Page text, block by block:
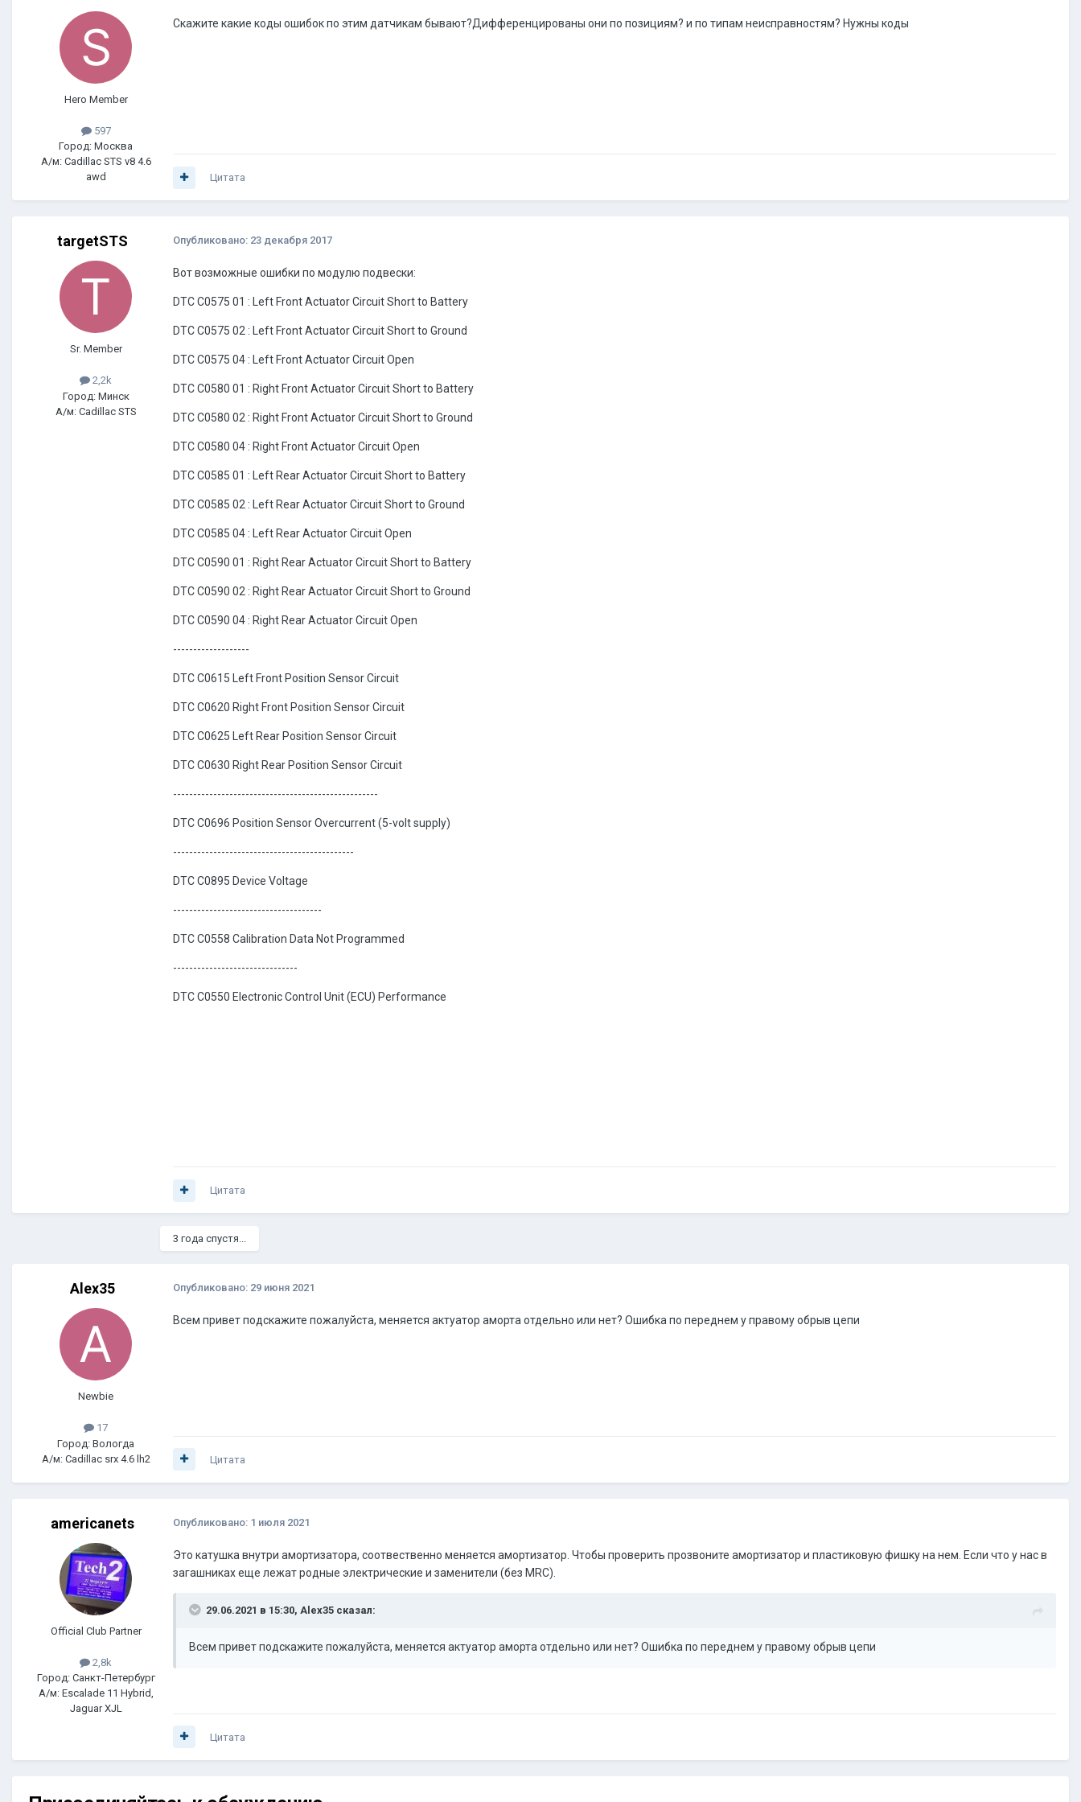
Hero Member
597
Город: Москва
А/м: Cadillac STS v8 4.6
awd
Скажите какие коды ошибок по этим датчикам бывают?Дифференцированы они по позициям? и по типам неисправностям? Нужны коды
Цитата
targetSTS
Sr. Member
2,2k
Город: Минск
А/м: Cadillac STS
Опубликовано: 23 декабря 2017
Вот возможные ошибки по модулю подвески:
DTC C0575 01 : Left Front Actuator Circuit Short to Battery
DTC C0575 02 : Left Front Actuator Circuit Short to Ground
DTC C0575 04 : Left Front Actuator Circuit Open
DTC C0580 01 : Right Front Actuator Circuit Short to Battery
DTC C0580 02 : Right Front Actuator Circuit Short to Ground
DTC C0580 04 : Right Front Actuator Circuit Open
DTC C0585 01 : Left Rear Actuator Circuit Short to Battery
DTC C0585 02 : Left Rear Actuator Circuit Short to Ground
DTC C0585 04 : Left Rear Actuator Circuit Open
DTC C0590 01 : Right Rear Actuator Circuit Short to Battery
DTC C0590 02 : Right Rear Actuator Circuit Short to Ground
DTC C0590 04 : Right Rear Actuator Circuit Open
-------------------
DTC C0615 Left Front Position Sensor Circuit
DTC C0620 Right Front Position Sensor Circuit
DTC C0625 Left Rear Position Sensor Circuit
DTC C0630 Right Rear Position Sensor Circuit
---------------------------------------------------
DTC C0696 Position Sensor Overcurrent (5-volt supply)
---------------------------------------------
DTC C0895 Device Voltage
-------------------------------------
DTC C0558 Calibration Data Not Programmed
-------------------------------
DTC C0550 Electronic Control Unit (ECU) Performance
Цитата
3 года спустя...
Alex35
Newbie
17
Город: Вологда
А/м: Cadillac srx 4.6 lh2
Опубликовано: 29 июня 2021
Всем привет подскажите пожалуйста, меняется актуатор аморта отдельно или нет? Ошибка по переднем у правому обрыв цепи
Цитата
americanets
Official Club Partner
2,8k
Город: Санкт-Петербург
А/м: Escalade 11 Hybrid,
Jaguar XJL
Опубликовано: 1 июля 2021
Это катушка внутри амортизатора, соотвественно меняется амортизатор. Чтобы проверить прозвоните амортизатор и пластиковую фишку на нем. Если что у нас в
загашниках еще лежат родные электрические и заменители (без MRC).
29.06.2021 в 15:30, Alex35 сказал:
Всем привет подскажите пожалуйста, меняется актуатор аморта отдельно или нет? Ошибка по переднем у правому обрыв цепи
Цитата